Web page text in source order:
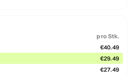
pro Stk.
€40.49
€29.49
€27.49